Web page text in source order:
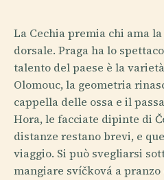
La Cechia premia chi ama
dorsale. Praga ha lo
talento del paese è la
Olomouc, la geometria
cappella delle ossa e il
Hora, le facciate dipinte di
distanze restano brevi, e
viaggio. Si può svegliarsi
mangiare svíčková a